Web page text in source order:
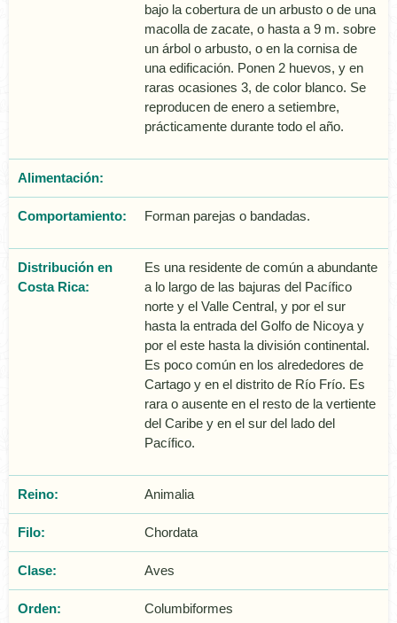
bajo la cobertura de un arbusto o de una
macolla de zacate, o hasta a 9 m. sobre
un árbol o arbusto, o en la cornisa de
una edificación. Ponen 2 huevos, y en
raras ocasiones 3, de color blanco. Se
reproducen de enero a setiembre,
prácticamente durante todo el año.
Alimentación:
Comportamiento: Forman parejas o bandadas.
Distribución en
Costa Rica:
Es una residente de común a abundante
a lo largo de las bajuras del Pacífico
norte y el Valle Central, y por el sur
hasta la entrada del Golfo de Nicoya y
por el este hasta la división continental.
Es poco común en los alrededores de
Cartago y en el distrito de Río Frío. Es
rara o ausente en el resto de la vertiente
del Caribe y en el sur del lado del
Pacífico.
Reino: Animalia
Filo: Chordata
Clase: Aves
Orden: Columbiformes